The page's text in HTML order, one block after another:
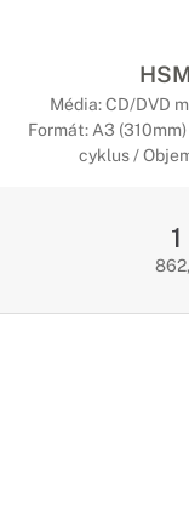
Média: CD/DVD
Formát: A3
cyklus /